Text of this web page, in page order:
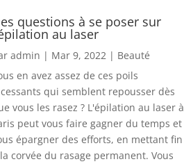
questions à se poser sur
au laser
admin | Mar 9, 2022| Beauté
en avez assez de ces poils
qui semblent repousser dès
vous les rasez ? L'épilation au laser à
peut vous faire gagner du temps et
épargner des efforts, en mettant fin
corvée du rasage permanent. Vous